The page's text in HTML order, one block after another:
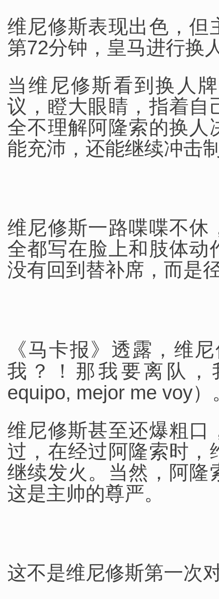
维尼修斯表现出色，但
第72分钟，皇马进行换
当维尼修斯看到换人
议，瞪大眼睛，指着自
全不理解阿隆索的换人
能充沛，还能继续冲击
维尼修斯一路喋喋不休
全都写在脸上和肢体动
没有回到替补席，而是
《马卡报》透露，维
我？！那我要离队，
equipo, mejor me voy）
维尼修斯甚至还爆粗口
过，在经过阿隆索时，
继续发火。当然，阿隆
这是主帅的尊严。
这不是维尼修斯第一次